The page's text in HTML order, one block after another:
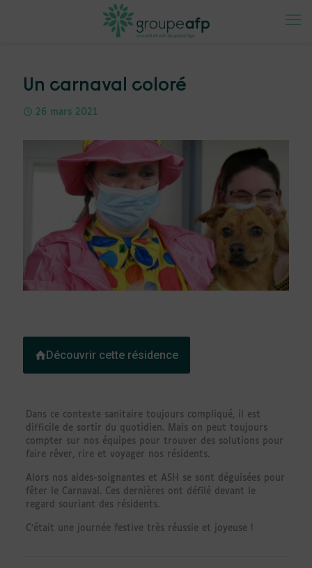
Un carnaval coloré
26 mars 2021
Découvrir cette résidence
Dans ce contexte sanitaire toujours compliqué, il est
difficile de sortir du quotidien. Mais on peut toujours
compter sur nos équipes pour trouver des solutions pour
faire rêver, rire et voyager nos résidents.
Alors nos aides-soignantes et ASH se sont déguisées pour
fêter le Carnaval. Ces dernières ont défilé devant le
regard souriant des résidents.
C’était une journée festive très réussie et joyeuse !